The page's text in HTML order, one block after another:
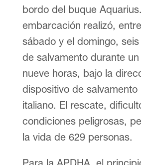
bordo del buque
embarcación realizó,
sábado y el domingo,
de salvamento durante
nueve horas, bajo la
dispositivo de salvamento
italiano. El rescate,
condiciones peligrosas,
la vida de 629 personas.